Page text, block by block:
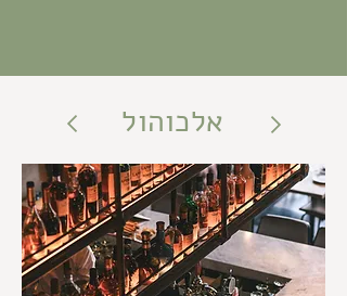
אלכוהול